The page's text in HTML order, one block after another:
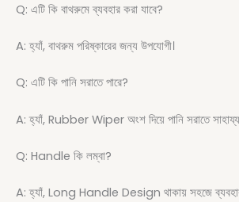
Q: এটি কি বাথরুমে ব্যবহার করা যাবে?
A: হ্যাঁ, বাথরুম পরিষ্কারের জন্য উপযোগী।
Q: এটি কি পানি সরাতে পারে?
A: হ্যাঁ, Rubber Wiper অংশ দিয়ে পানি সরাতে
Q: Handle কি লম্বা?
A: হ্যাঁ, Long Handle Design থাকায় সহজে ব্যবহার